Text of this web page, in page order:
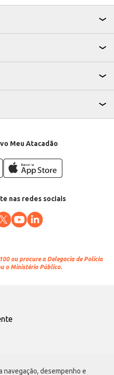
navegação, desempenho e
Meu Atacadão
nas redes sociais
ou procure a Delegacia de Polícia
o Ministério Público.
S.A.